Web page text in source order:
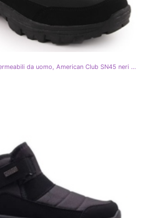
Doposci oversize impermeabili da uomo, American Club SN45 neri nero